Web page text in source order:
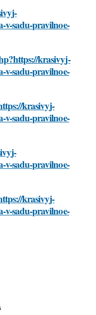
v-sadu-pravilnoe-
krasivyj-
v-sadu-pravilnoe-
krasivyj-
v-sadu-pravilnoe-
v-sadu-pravilnoe-
krasivyj-
v-sadu-pravilnoe-